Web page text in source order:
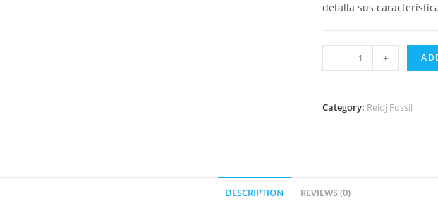
detalla sus
- +
Category: Reloj Fossil
DESCRIPTION REVIEWS (0)